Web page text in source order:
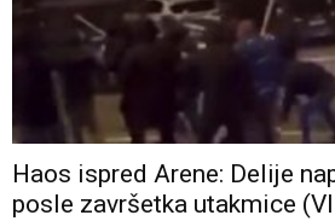
Haos ispred Arene: Delije
posle završetka utakmice